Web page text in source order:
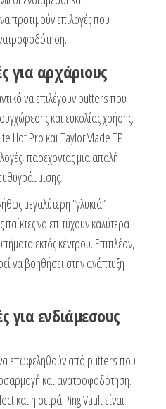
προτιμούν επιλογές που
για αρχάριους
να επιλέγουν putters που
και ευκολίας χρήσης.
Hot Pro και TaylorMade TP
παρέχοντας μια απαλή
μεγαλύτερη “γλυκιά”
να επιτύχουν καλύτερα
εκτός κέντρου. Επιπλέον,
να βοηθήσει στην ανάπτυξη
για ενδιάμεσους
να επωφεληθούν από putters που
και ανατροφοδότηση.
και η σειρά Ping Vault είναι